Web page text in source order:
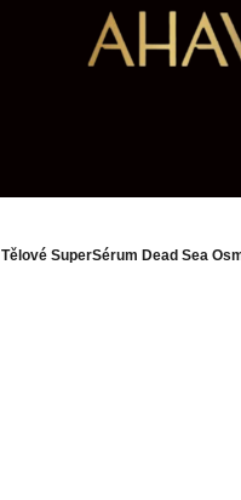
Tělové SuperSérum Dead Sea